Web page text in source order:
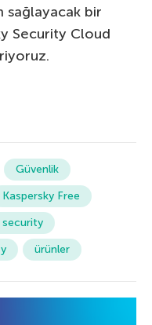
sağlayacak bir
Security Cloud
Güvenlik
Kaspersky Free
security
ürünler